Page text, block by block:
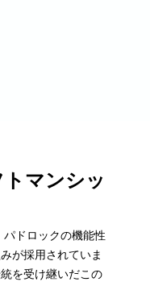
マンシッ
ドロックの機能性
が採用されていま
を受け継いだこの